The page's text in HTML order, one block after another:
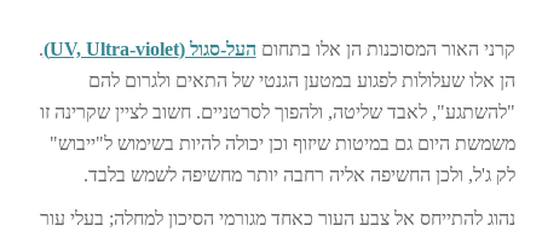
קרני האור המסוכנות הן אלו בתחום העל-סגול (UV, Ultra-violet)
.
הן אלו שעלולות לפגוע במטען הגנטי של התאים ולגרום להם
"להשתגע", לאבד שליטה, ולהפוך לסרטניים. חשוב לציין שקרינה זו
משמשת היום גם במיטות שיזוף וכן יכולה להיות בשימוש ל"ייבוש"
לק ג'ל, ולכן החשיפה אליה רחבה יותר מחשיפה לשמש בלבד.
נהוג להתייחס אל צבע העור כאחד מגורמי הסיכון למחלה; בעלי עור